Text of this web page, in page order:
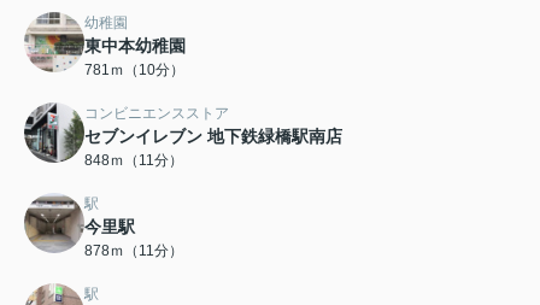
幼稚園
東中本幼稚園
781ｍ（10分）
コンビニエンスストア
セブンイレブン 地下鉄緑橋駅南店
848ｍ（11分）
駅
今里駅
878ｍ（11分）
駅